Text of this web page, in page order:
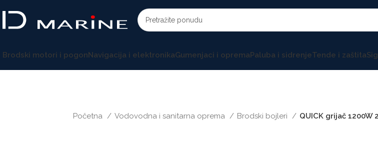
Brodski motori i pogonNavigacija i elektronikaGumenjaci i opremaPaluba i sidrenjeTende i zaštita
Početna Vodovodna i sanitarna oprema Brodski bojleri QUICK grijač 1200W